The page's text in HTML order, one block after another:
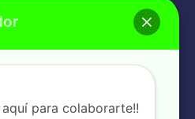
9336
+593 98
para colaborarte!!